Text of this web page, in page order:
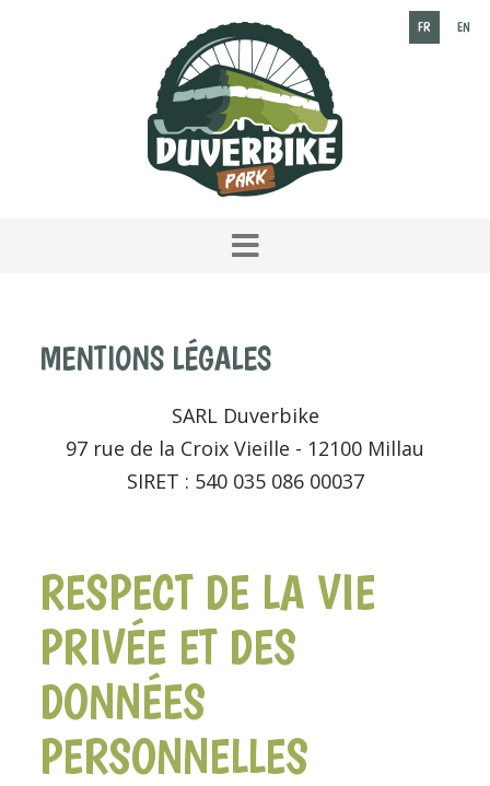
FR EN
MENTIONS LÉGALES
SARL Duverbike
97 rue de la Croix Vieille - 12100 Millau
SIRET : 540 035 086 00037
RESPECT DE LA VIE
PRIVÉE ET DES
DONNÉES
PERSONNELLES